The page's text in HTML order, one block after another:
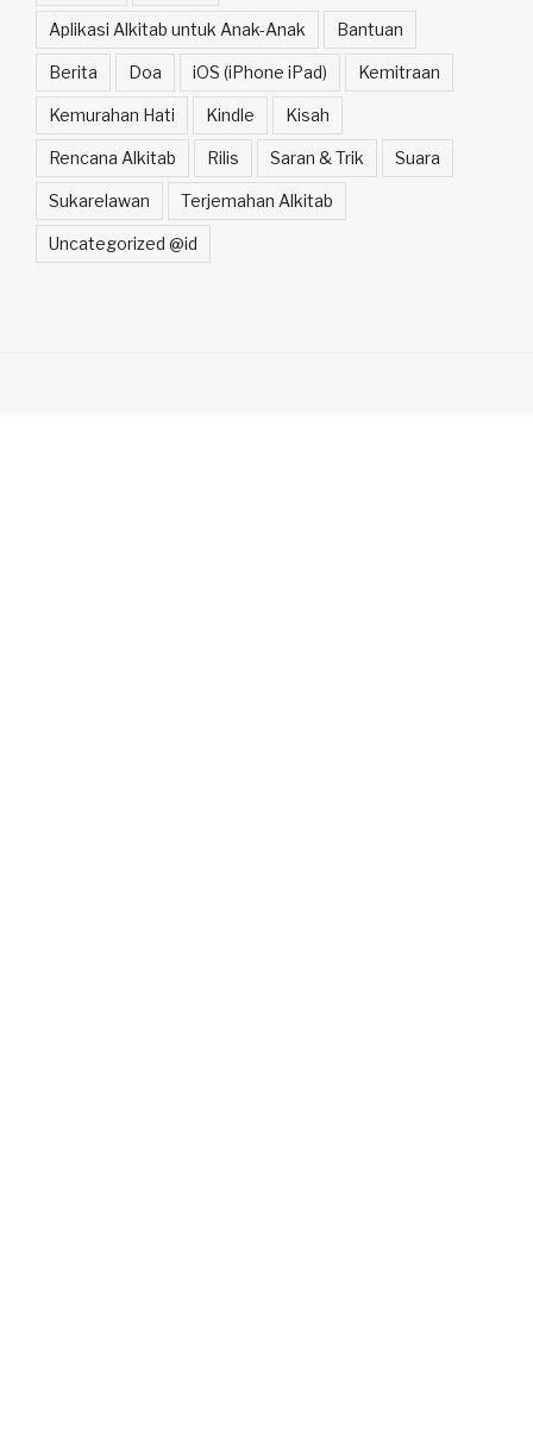
Aplikasi Alkitab untuk Anak-Anak Bantuan
Berita Doa iOS (iPhone iPad) Kemitraan
Kemurahan Hati Kindle Kisah
Rencana Alkitab Rilis Saran & Trik Suara
Sukarelawan Terjemahan Alkitab
Uncategorized @id